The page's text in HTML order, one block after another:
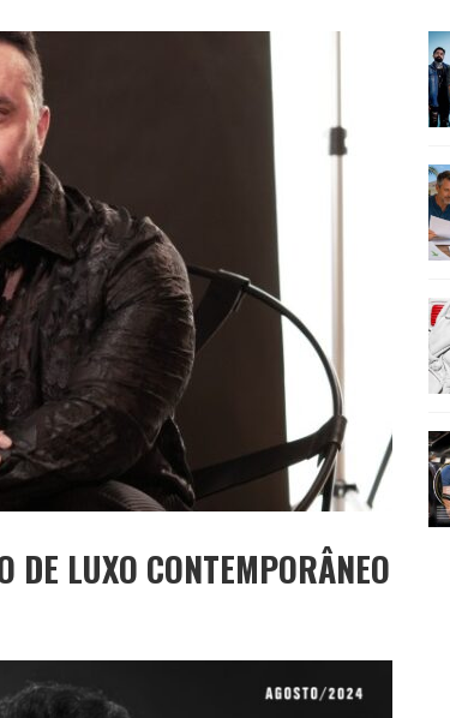
EM 'QUEM AMA CUIDA'
E SEU LEGADO
ARTES EM NOITE DE REINAUGURAÇÃO
DE LUXO CONTEMPORÂNEO